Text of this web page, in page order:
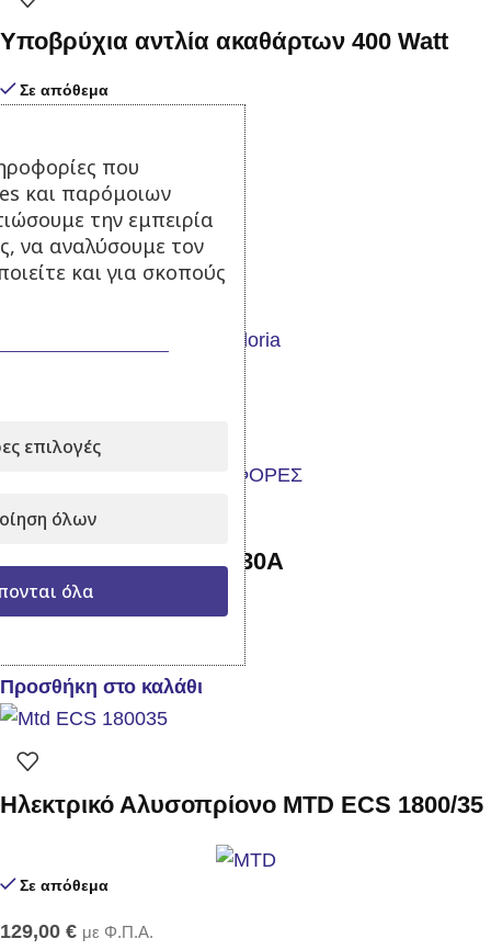
Υποβρύχια αντλία ακαθάρτων 400 Watt
Σε απόθεμα
Προσθήκη στο καλάθι
Ψεκαστήρας Prima 8
Προσθήκη στο καλάθι
Αντλία ψεκασμού FT-30Α
Προσθήκη στο καλάθι
Ηλεκτρικό Αλυσοπρίονο MTD ECS 1800/35
Σε απόθεμα
129,00 € με Φ.Π.Α.
που
και παρόμοιων
την εμπειρία
να αναλύσουμε τον
και για σκοπούς
επιλογές
όλων
όλα